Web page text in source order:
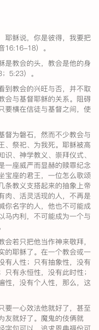
耶稣说，你是彼得，我要把
16:16-18）。
是教会的头，教会是他的身
5:23）。
到教会的兴旺与否，并不取
会与基督耶稣的关系。阻碍
要横在信徒与基督之间，使
督为磐石，然而不少教会与
、祭祀、为我死。耶稣被高
、神学教义、崇拜仪式、
一座威严而显赫的赎罪纪念
宝座的君王，一位怎么歌颂
教义支搭起来的抽象上帝
、活灵活现的人，不再是
你名字的人，他也不可能成
马内利，不可能成为一个与
若只把他当作神来敬拜，
的耶稣了。在一个教会或一
有人性；只有抽象性，没有
有永恒性，没有此时性；
性，没有个人性，那么，这
要一心效法他就好了，甚至
友就好了。魔鬼的伎俩就